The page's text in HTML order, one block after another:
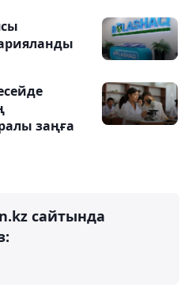
заңға
сайтында